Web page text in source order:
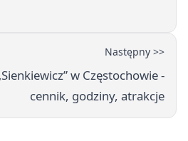
Następny >>
w Częstochowie -
cennik, godziny, atrakcje